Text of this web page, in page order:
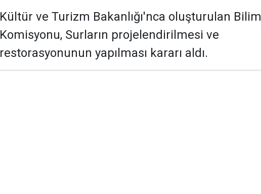
Kültür ve Turizm Bakanlığı'nca oluşturulan Bilim
Komisyonu, Surların projelendirilmesi ve
restorasyonunun yapılması kararı aldı.